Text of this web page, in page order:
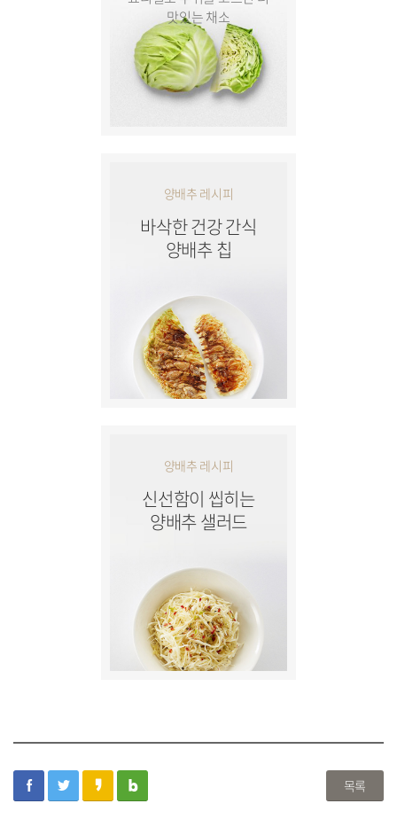
맛있는 채소
양배추 레시피
바삭한 건강 간식
양배추 칩
양배추 레시피
신선함이 씹히는
양배추 샐러드
facebooktwitterkakaostory
blog 목록